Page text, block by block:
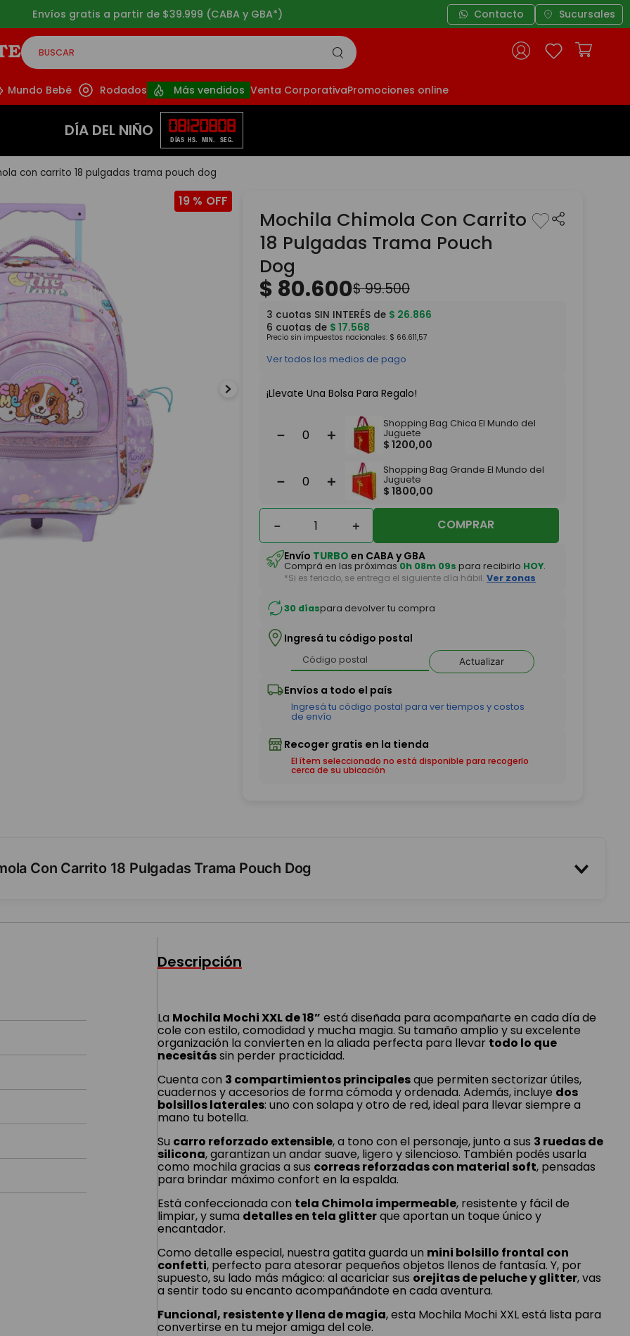
Envíos gratis a partir de $39.999 (CABA y GBA*) 3 cuotas sin interés a partir
Contacto Sucursales
BUSCAR
Mundo Bebé Rodados Más vendidos Venta CorporativaPromociones online
DÍA DEL NIÑO 08
DÍAS
12
HS.
08
MIN.
06
SEG.
con carrito 18 pulgadas trama pouch dog
19 %
Mochila Chimola Con Carrito
18 Pulgadas Trama Pouch
Dog
$ 80.600$99.500
3 cuotas SIN INTERÉS de $ 26.866
6 cuotas de $ 17.568
Precio sin impuestos nacionales: $ 66.611,57
Ver todos los medios de pago
¡Llevate Una Bolsa Para Regalo!
＋
－
Shopping Bag Chica El Mundo del
Juguete
$ 1200,00
＋
－
Shopping Bag Grande El Mundo del
Juguete
$ 1800,00
＋
－ COMPRAR
Envío TURBO en CABA y GBA
Comprá en las próximas0h 08m 07spara recibirlo HOY.
*Si es feriado, se entrega el siguiente día hábil. Ver zonas
30 díaspara devolver tu compra
Ingresá tu código postal
Actualizar
El ítem seleccionado no está disponible para recogerlo
cerca de su ubicación
Con Carrito 18 Pulgadas Trama Pouch Dog
Descripción
La Mochila Mochi XXL de 18” está diseñada para acompañarte en cada día de
cole con estilo, comodidad y mucha magia. Su tamaño amplio y su excelente
organización la convierten en la aliada perfecta para llevar todo lo que
necesitássin perder practicidad.
Cuenta con 3 compartimientos principalesque permiten sectorizar útiles,
cuadernos y accesorios de forma cómoda y ordenada. Además, incluye dos
bolsillos laterales: uno con solapa y otro de red, ideal para llevar siempre a
mano tu botella.
Su carro reforzado extensible, a tono con el personaje, junto a sus 3 ruedas de
silicona, garantizan un andar suave, ligero y silencioso. También podés usarla
como mochila gracias a sus correas reforzadas con material soft, pensadas
para brindar máximo confort en la espalda.
Está confeccionada con tela Chimola impermeable, resistente y fácil de
limpiar, y suma detalles en tela glitterque aportan un toque único y
encantador.
Como detalle especial, nuestra gatita guarda un mini bolsillo frontal con
confetti, perfecto para atesorar pequeños objetos llenos de fantasía. Y, por
supuesto, su lado más mágico: al acariciar sus orejitas de peluche y glitter, vas
a sentir todo su encanto acompañándote en cada aventura.
Funcional, resistente y llena de magia, esta Mochila Mochi XXL está lista para
convertirse en tu mejor amiga del cole.